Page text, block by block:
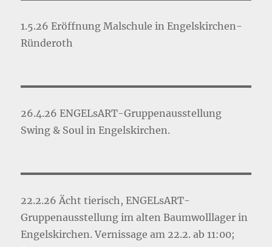
1.5.26 Eröffnung Malschule in Engelskirchen-
Ründeroth
26.4.26 ENGELsART-Gruppenausstellung
Swing & Soul in Engelskirchen.
22.2.26 Ächt tierisch, ENGELsART-
Gruppenausstellung im alten Baumwolllager in
Engelskirchen. Vernissage am 22.2. ab 11:00;